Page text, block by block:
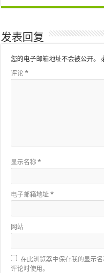
发表回复
您的电子邮箱地址不会被公开。
评论*
显示名称*
电子邮箱地址*
网站
在此浏览器中保存我的显示
评论时使用。